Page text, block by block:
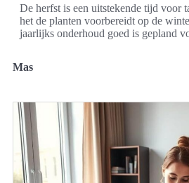
De herfst is een uitstekende tijd voor
het de planten voorbereidt op de
jaarlijks onderhoud goed is gepland
Mas